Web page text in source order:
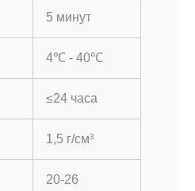
5 минут
4℃ - 40℃
≤24 часа
1,5 г/см³
20-26